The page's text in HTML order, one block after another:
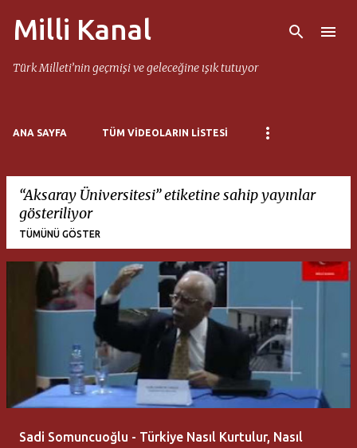
Ana içeriğe atla
Milli Kanal
Türk Milleti’nin geçmişi ve geleceğine ışık tutuyor
ANA SAYFA TÜM VIDEOLARIN LISTESI
Aksaray Üniversitesi etiketine sahip yayınlar
gösteriliyor
TÜMÜNÜ GÖSTER
Sadi Somuncuoğlu - Türkiye Nasıl Kurtulur, Nasıl